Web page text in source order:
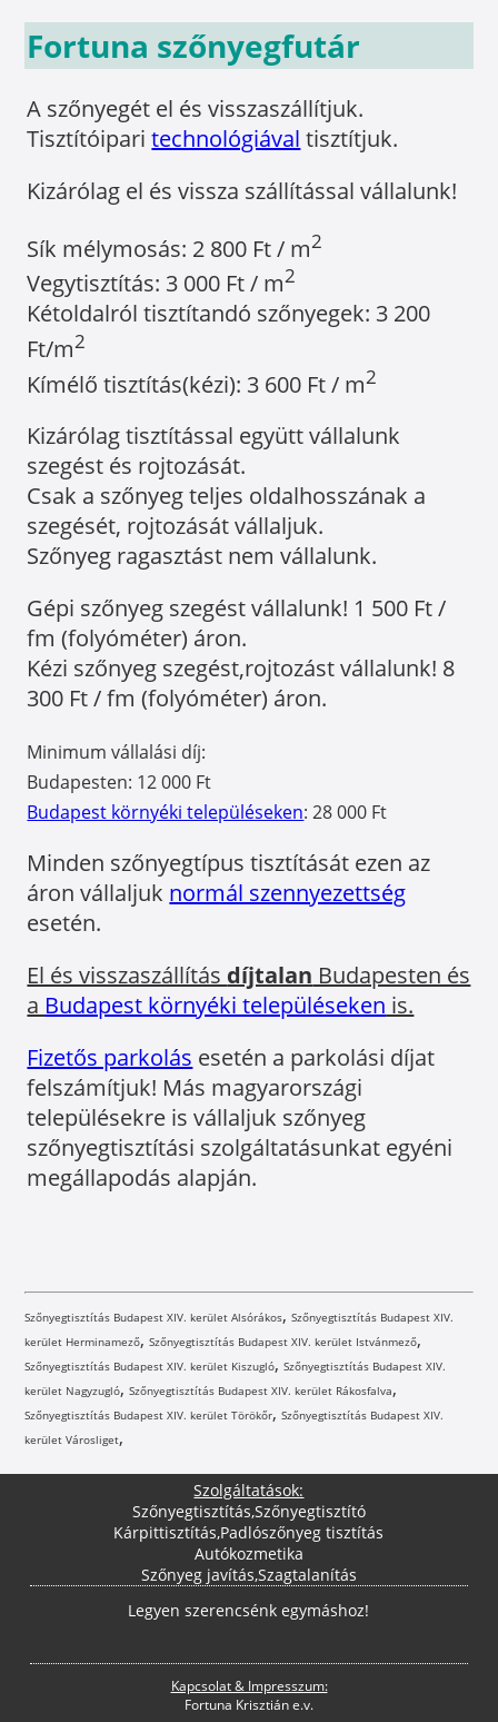
Fortuna szőnyegfutár
A szőnyegét el és visszaszállítjuk.
Tisztítóiparitechnológiával tisztítjuk.
Kizárólag el és vissza szállítással vállalunk!
Sík mélymosás: 2 800 Ft / m2
Vegytisztítás: 3 000 Ft / m2
Kétoldalról tisztítandó szőnyegek: 3 200
Ft/m2
Kímélő tisztítás(kézi): 3 600 Ft / m2
Kizárólag tisztítással együtt vállalunk
szegést és rojtozását.
Csak a szőnyeg teljes oldalhosszának a
szegését, rojtozását vállaljuk.
Szőnyeg ragasztást nem vállalunk.
Gépi szőnyeg szegést vállalunk! 1 500 Ft /
fm (folyóméter) áron.
Kézi szőnyeg szegést,rojtozást vállalunk! 8
300 Ft / fm (folyóméter) áron.
Minimum vállalási díj:
Budapesten: 12 000 Ft
Budapest környéki településeken: 28 000 Ft
Minden szőnyegtípus tisztítását ezen az
áron vállaljuk normál szennyezettség
esetén.
El és visszaszállítás díjtalan Budapesten és
a Budapest környéki településeken is.
Fizetős parkolás esetén a parkolási díjat
felszámítjuk! Más magyarországi
településekre is vállaljuk szőnyeg
szőnyegtisztítási szolgáltatásunkat egyéni
megállapodás alapján.
Szőnyegtisztítás Budapest XIV. kerület Alsórákos,Szőnyegtisztítás Budapest XIV.
kerület Herminamező,Szőnyegtisztítás Budapest XIV. kerület Istvánmező,
Szőnyegtisztítás Budapest XIV. kerület Kiszugló,Szőnyegtisztítás Budapest XIV.
kerület Nagyzugló,Szőnyegtisztítás Budapest XIV. kerület Rákosfalva,
Szőnyegtisztítás Budapest XIV. kerület Törökőr,Szőnyegtisztítás Budapest XIV.
kerület Városliget,
Szolgáltatások:
Szőnyegtisztítás,Szőnyegtisztító
Kárpittisztítás,Padlószőnyeg tisztítás
Autókozmetika
Szőnyeg javítás,Szagtalanítás
Legyen szerencsénk egymáshoz!
Kapcsolat & Impresszum:
Fortuna Krisztián e.v.